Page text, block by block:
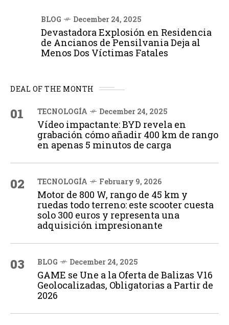
BLOG December 24, 2025
Devastadora Explosión en Residencia
de Ancianos de Pensilvania Deja al
Menos Dos Víctimas Fatales
DEAL OF THE MONTH
01 TECNOLOGÍA December 24, 2025
Vídeo impactante: BYD revela en
grabación cómo añadir 400 km de rango
en apenas 5 minutos de carga
02 TECNOLOGÍA February 9, 2026
Motor de 800 W, rango de 45 km y
ruedas todo terreno: este scooter cuesta
solo 300 euros y representa una
adquisición impresionante
03 BLOG December 24, 2025
GAME se Une a la Oferta de Balizas V16
Geolocalizadas, Obligatorias a Partir de
2026